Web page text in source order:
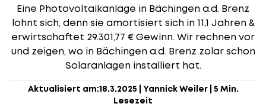
Eine Photovoltaikanlage in Bächingen a.d. Brenz
lohnt sich, denn sie amortisiert sich in 11,1 Jahren &
erwirtschaftet 29.301,77 € Gewinn. Wir rechnen vor
und zeigen, wo in Bächingen a.d. Brenz zolar schon
Solaranlagen installiert hat.
Aktualisiert am:18.3.2025 Yannick Weiler| 5 Min.
Lesezeit